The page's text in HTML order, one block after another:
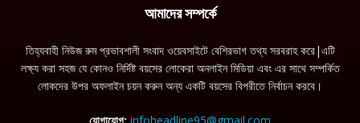
আমাদের সম্পর্কে
তিহ্যবাহী নিউজ রুম প্রভাবশালী সংবাদ ওয়েবসাইটে বেশিরভাগ তথ্য সরবরাহ করে|এটি
লক্ষ্য করা সহজ যে কোনও নির্দিষ্ট বয়সের লোকেরা অনলাইন মিডিয়া এবং এর সাথে সম্পর্কিত
লোকদের উপর অফলাইন চয়ন করুন অন্য একটি বয়সের বিপরীতে নির্বাচন করবে।